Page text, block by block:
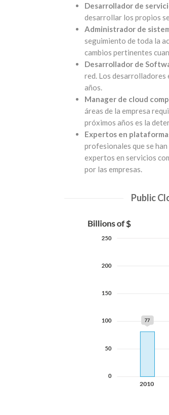
Desarrollador de
desarrollar los propios
Administrador de
seguimiento de toda la
cambios pertinentes
Desarrollador de
red. Los desarrolladores
años.
Manager de cloud
áreas de la empresa
próximos años es la
Expertos en
profesionales que se
expertos en servicios
por las empresas.
Public